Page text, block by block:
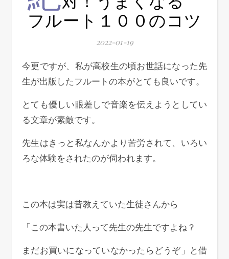
フルート１００のコツ
2022-01-19
今更ですが、私が高校生の頃お世話になった先
生が出版したフルートの本がとても良いです。
とても優しい眼差しで音楽を伝えようとしてい
る文章が素敵です。
先生はきっと私なんかより苦労されて、いろい
ろな体験をされたのが伺われます。
この本は実は昔教えていた生徒さんから
「この本書いた人って先生の先生ですよね？
まだお買いになっていなかったらどうぞ」と借